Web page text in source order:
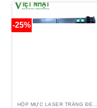
-25%